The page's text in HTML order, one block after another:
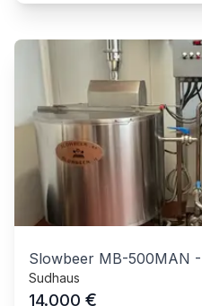
Slowbeer MB-500MAN -
Sudhaus
14.000 €